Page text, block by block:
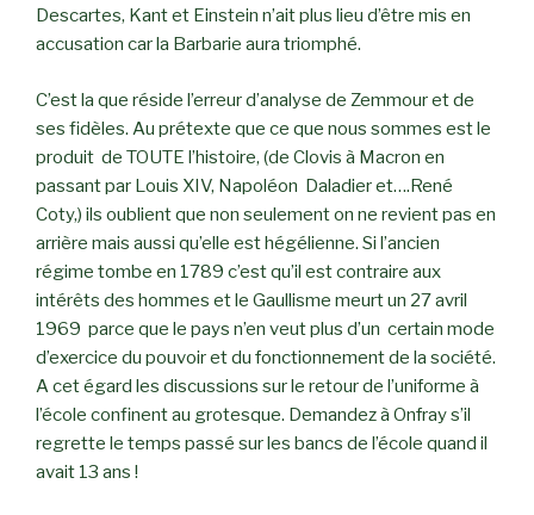
Descartes, Kant et Einstein n’ait plus lieu d’être mis en
accusation car la Barbarie aura triomphé.
C’est la que réside l’erreur d’analyse de Zemmour et de
ses fidèles. Au prétexte que ce que nous sommes est le
produit de TOUTE l’histoire, (de Clovis à Macron en
passant par Louis XIV, Napoléon Daladier et….René
Coty,) ils oublient que non seulement on ne revient pas en
arrière mais aussi qu’elle est hégélienne. Si l’ancien
régime tombe en 1789 c’est qu’il est contraire aux
intérêts des hommes et le Gaullisme meurt un 27 avril
1969 parce que le pays n’en veut plus d’un certain mode
d’exercice du pouvoir et du fonctionnement de la société.
A cet égard les discussions sur le retour de l’uniforme à
l’école confinent au grotesque. Demandez à Onfray s’il
regrette le temps passé sur les bancs de l’école quand il
avait 13 ans !